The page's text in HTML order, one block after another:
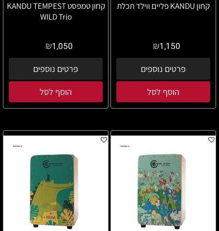
קחון KANDU פליים ווילד תכלת
₪1,150
פרטים נוספים
הוסף לסל
קחון טמפסט KANDU TEMPEST
WILD Trio
₪1,050
פרטים נוספים
הוסף לסל